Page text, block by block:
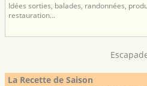
Idées sorties, balades, randonnées,
restauration...
La Recette de Saison